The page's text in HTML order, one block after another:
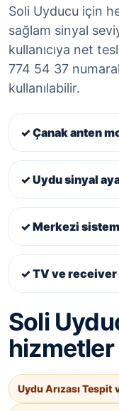
Soli Uyducu için
sağlam sinyal
kullanıcıya net
774 54 37
kullanılabilir.
✓ Çanak anten
✓ Uydu sinyal
✓ Merkezi sistem
✓ TV ve
Soli
hizmetler
Uydu Arızası Tespit